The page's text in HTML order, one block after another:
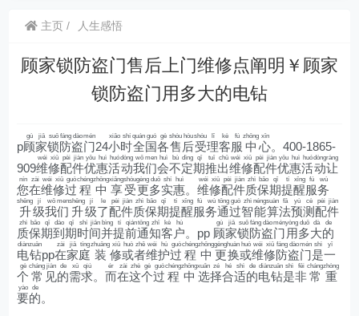
主页 人生感悟
顾家锁防盗门售后上门维修点阐明￥顾家
锁防盗门用多大的电钻
p顾
gù
家
jiā
锁
suǒ
防
fáng
盗
dào
门
mén
24小
xiǎo
时
shí
全
quán
国
guó
各
gè
售
shòu
后
hòu
受
shòu
理
lǐ
客
kè
服
fú
中
zhōng
心
xīn
。400-1865-
909维
wéi
修
xiū
配
pèi
件
jiàn
优
yōu
惠
huì
活
huó
动
dòng
我
wǒ
们
men
会
huì
不
bù
定
dìng
期
qī
推
tuī
出
chū
维
wéi
修
xiū
配
pèi
件
jiàn
优
yōu
惠
huì
活
huó
动
dòng
让
ràng
您
nín
在
zài
维
wéi
修
xiū
过
guò
程
chéng
中
zhōng
享
xiǎng
受
shòu
更
gèng
多
duō
实
shí
惠
huì
。维
wéi
修
xiū
配
pèi
件
jiàn
质
zhì
保
bǎo
期
qī
提
tí
醒
xǐng
服
fú
务
wù
升
shēng
级
jí
我
wǒ
们
men
升
shēng
级
jí
了
le
配
pèi
件
jiàn
质
zhì
保
bǎo
期
qī
提
tí
醒
xǐng
服
fú
务
wù
通
tōng
过
guò
智
zhì
能
néng
算
suàn
法
fǎ
预
yù
测
cè
配
pèi
件
jiàn
质
zhì
保
bǎo
期
qī
到
dào
期
qī
时
shí
间
jiān
并
bìng
提
tí
前
qián
通
tōng
知
zhī
客
kè
户
hù
。pp 顾
gù
家
jiā
锁
suǒ
防
fáng
盗
dào
门
mén
用
yòng
多
duō
大
dà
的
de
电
diàn
钻
zuān
pp在
zài
家
jiā
庭
tíng
装
zhuāng
修
xiū
或
huò
者
zhě
维
wéi
护
hù
过
guò
程
chéng
中
zhōng
更
gèng
换
huàn
或
huò
维
wéi
修
xiū
防
fáng
盗
dào
门
mén
是
shì
一
yī
个
gè
常
cháng
见
jiàn
的
de
需
xū
求
qiú
。而
ér
在
zài
这
zhè
个
gè
过
guò
程
chéng
中
zhōng
选
xuǎn
择
zé
合
hé
适
shì
的
de
电
diàn
钻
zuān
是
shì
非
fēi
常
cháng
重
zhòng
要
yào
的
de
。